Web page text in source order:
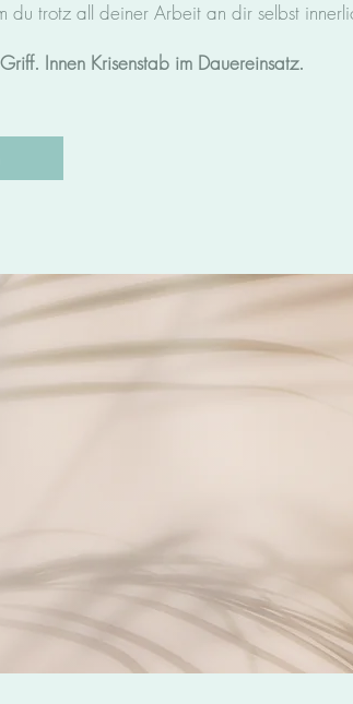
trotz all deiner Arbeit an dir selbst
Innen Krisenstab im Dauereinsatz.